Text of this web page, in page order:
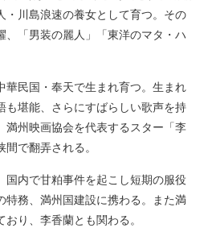
・川島浪速の養女として育つ。その
、「男装の麗人」「東洋のマタ・ハ
華民国・奉天で生まれ育つ。生まれ
も堪能、さらにすばらしい歌声を持
満州映画協会を代表するスター「李
で翻弄される。
国内で甘粕事件を起こし短期の服役
特務、満州国建設に携わる。また満
り、李香蘭とも関わる。